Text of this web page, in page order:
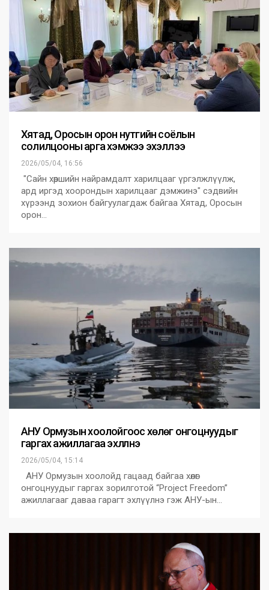
Хятад, Оросын орон нутгийн соёлын
солилцооны арга хэмжээ эхэллээ
2026/05/04, 16:56
"Сайн хөршийн найрамдалт харилцааг үргэлжлүүлж,
ард иргэд хоорондын харилцааг дэмжинэ" сэдвийн
хүрээнд зохион байгуулагдаж байгаа Хятад, Оросын
орон…
АНУ Ормузын хоолойгоос хөлөг онгоцнуудыг
гаргах ажиллагаа эхлүүлнэ
2026/05/04, 15:14
АНУ Ормузын хоолойд гацаад байгаа хөлөг
онгоцнуудыг гаргах зорилготой “Project Freedom”
ажиллагааг даваа гарагт эхлүүлнэ гэж АНУ-ын…